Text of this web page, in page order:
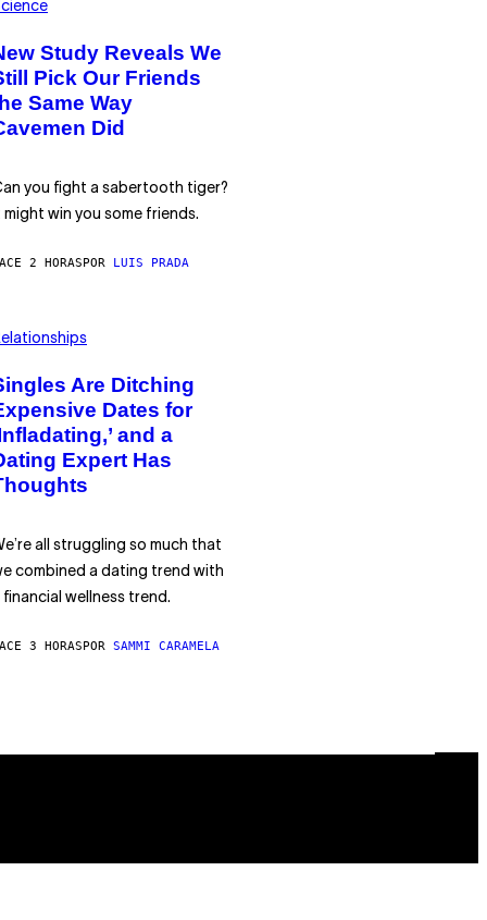
Study Reveals We
Pick Our Friends
Same Way
Did
you fight a sabertooth tiger?
might win you some friends.
2 HORASPOR LUIS PRADA
Are Ditching
Dates for
and a
Expert Has
all struggling so much that
combined a dating trend with
financial wellness trend.
3 HORASPOR SAMMI CARAMELA